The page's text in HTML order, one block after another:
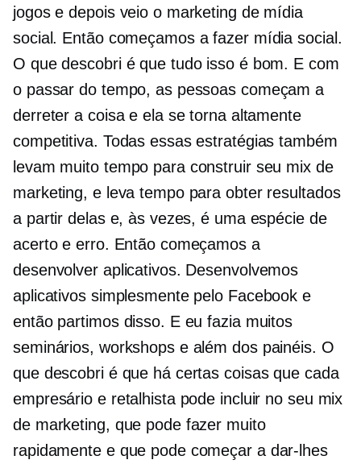
jogos e depois veio o marketing de mídia
social. Então começamos a fazer mídia social.
O que descobri é que tudo isso é bom. E com
o passar do tempo, as pessoas começam a
derreter a coisa e ela se torna altamente
competitiva. Todas essas estratégias também
levam muito tempo para construir seu mix de
marketing, e leva tempo para obter resultados
a partir delas e, às vezes, é uma espécie de
acerto e erro. Então começamos a
desenvolver aplicativos. Desenvolvemos
aplicativos simplesmente pelo Facebook e
então partimos disso. E eu fazia muitos
seminários, workshops e além dos painéis. O
que descobri é que há certas coisas que cada
empresário e retalhista pode incluir no seu mix
de marketing, que pode fazer muito
rapidamente e que pode começar a dar-lhes